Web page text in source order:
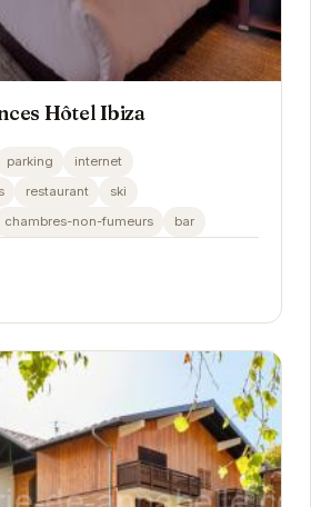
Hôtel Ibiza
parking
internet
restaurant
ski
chambres-non-fumeurs bar